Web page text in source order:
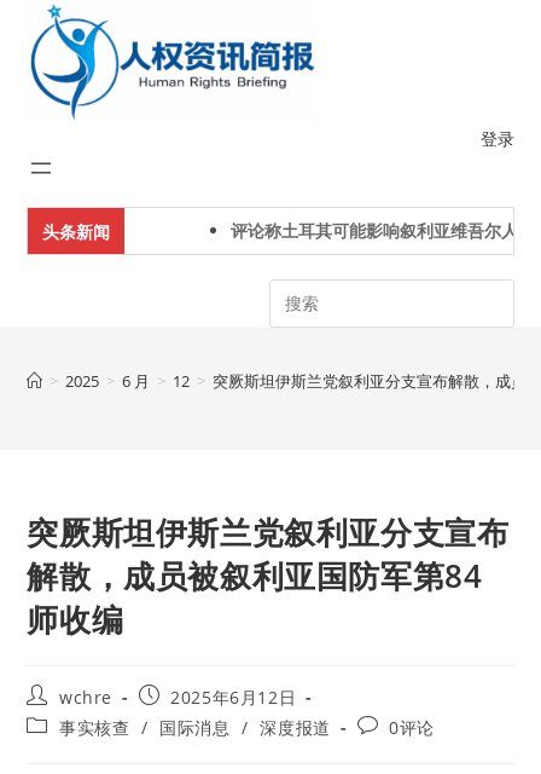
content
登录
头条新闻 评论称土耳其可能影响叙利亚维吾尔人下一
Search
> 2025 > 6 月 > 12 > 突厥斯坦伊斯兰党叙利亚分支宣布解散，成员
突厥斯坦伊斯兰党叙利亚分支宣布
解散，成员被叙利亚国防军第84
师收编
Post
author:
wchre
Post
published:
2025年6月12日
Post事实核查 / 国际消息 / 深度报道
Post0评论